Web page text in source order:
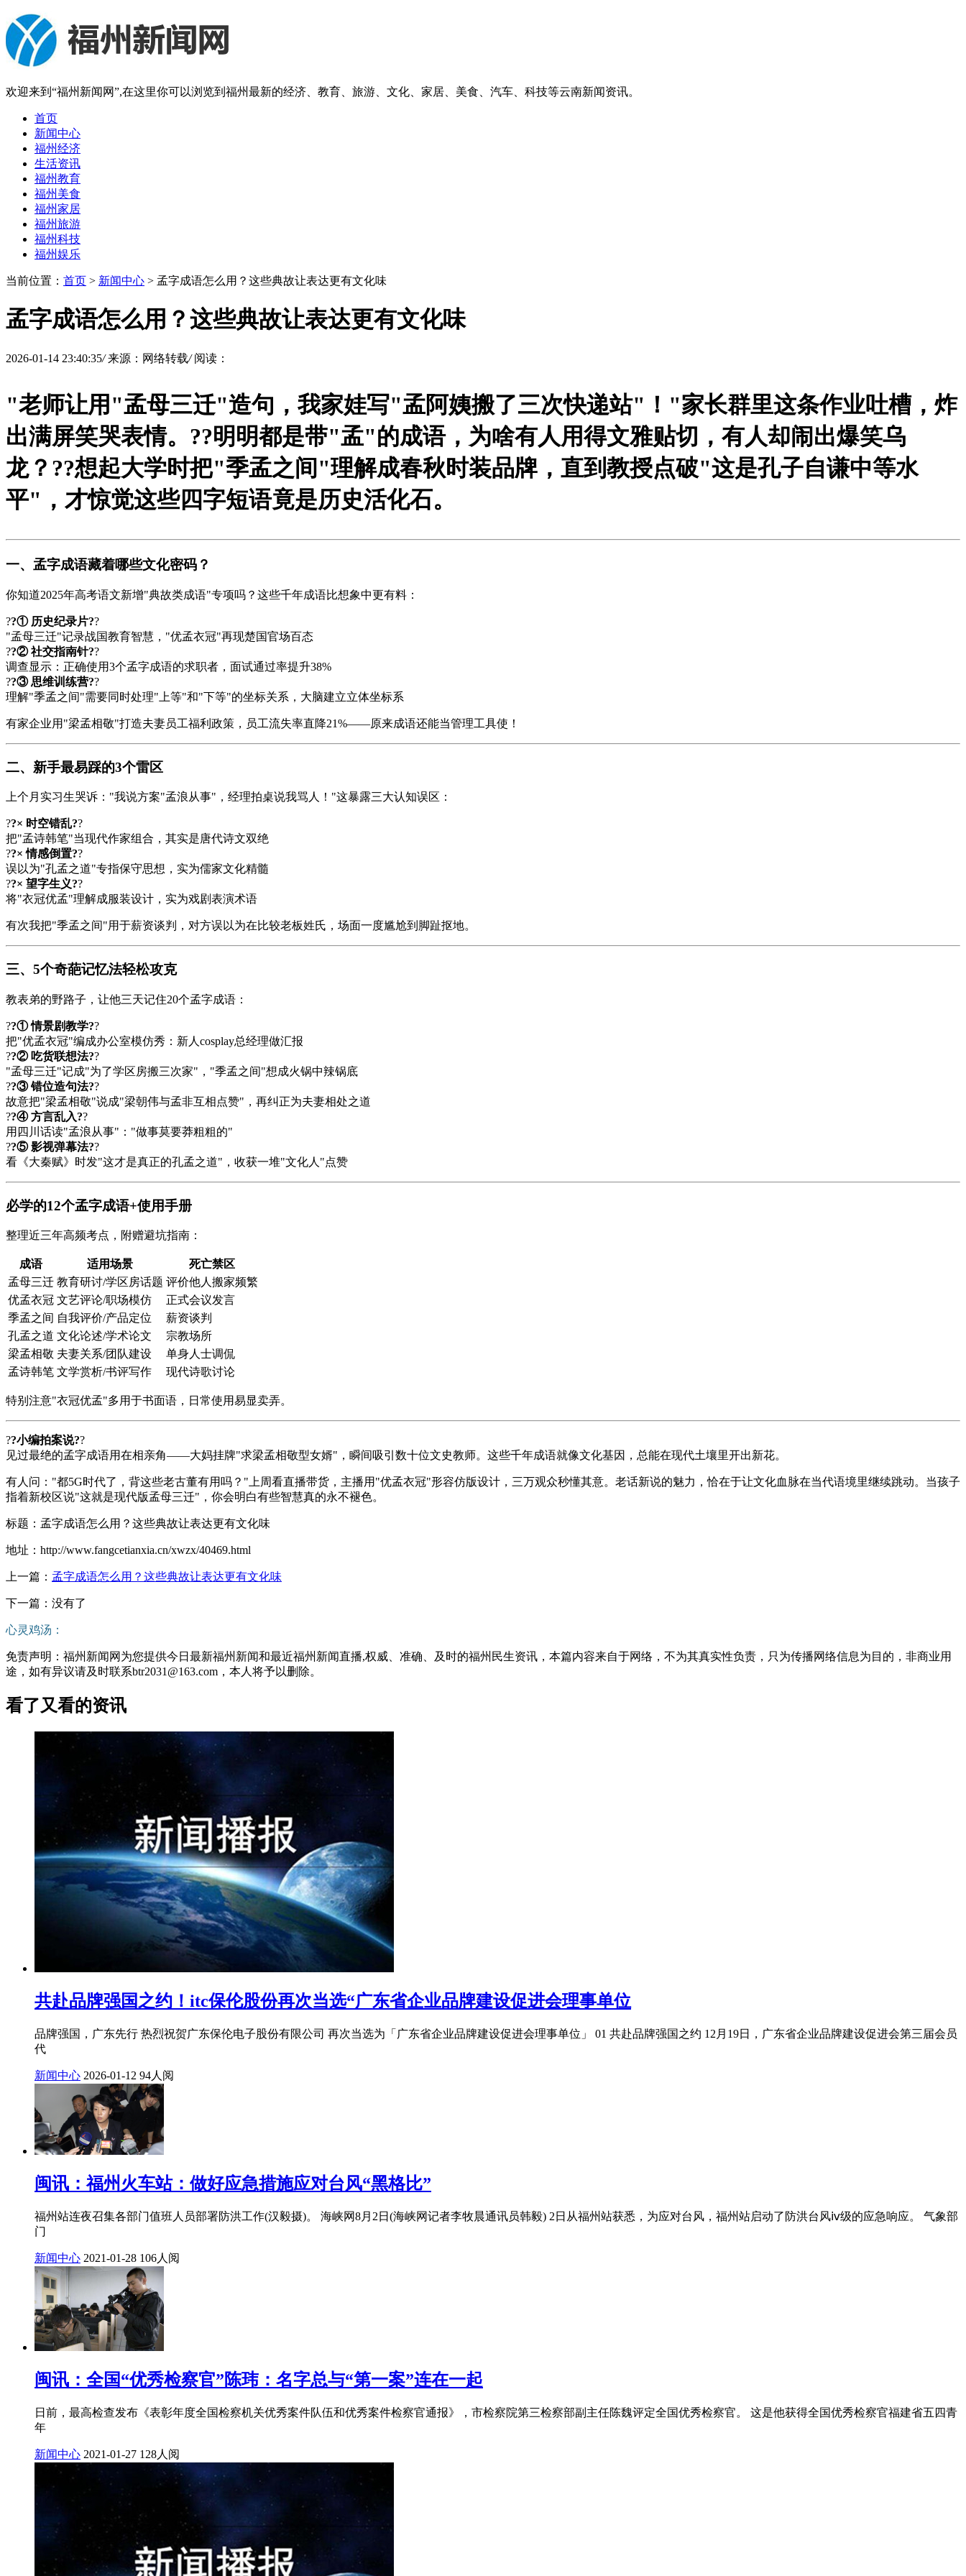
欢迎来到“福州新闻网”,在这里你可以浏览到福州最新的经济、教育、旅游、文化、家居、美食、汽车、科技等云南新闻资讯。
首页
新闻中心
福州经济
生活资讯
福州教育
福州美食
福州家居
福州旅游
福州科技
福州娱乐
当前位置： 首页 > 新闻中心 > 孟字成语怎么用？这些典故让表达更有文化味
孟字成语怎么用？这些典故让表达更有文化味
2026-01-14 23:40:35/ 来源：网络转载/ 阅读：
"老师让用"孟母三迁"造句，我家娃写"孟阿姨搬了三次快递站"！"家长群里这条作业吐槽，炸
出满屏笑哭表情。??明明都是带"孟"的成语，为啥有人用得文雅贴切，有人却闹出爆笑乌
龙？??想起大学时把"季孟之间"理解成春秋时装品牌，直到教授点破"这是孔子自谦中等水
平"，才惊觉这些四字短语竟是历史活化石。
一、孟字成语藏着哪些文化密码？
你知道2025年高考语文新增"典故类成语"专项吗？这些千年成语比想象中更有料：
??① 历史纪录片??
"孟母三迁"记录战国教育智慧，"优孟衣冠"再现楚国官场百态
??② 社交指南针??
调查显示：正确使用3个孟字成语的求职者，面试通过率提升38%
??③ 思维训练营??
理解"季孟之间"需要同时处理"上等"和"下等"的坐标关系，大脑建立立体坐标系
有家企业用"梁孟相敬"打造夫妻员工福利政策，员工流失率直降21%——原来成语还能当管理工具使！
二、新手最易踩的3个雷区
上个月实习生哭诉："我说方案"孟浪从事"，经理拍桌说我骂人！"这暴露三大认知误区：
??× 时空错乱??
把"孟诗韩笔"当现代作家组合，其实是唐代诗文双绝
??× 情感倒置??
误以为"孔孟之道"专指保守思想，实为儒家文化精髓
??× 望字生义??
将"衣冠优孟"理解成服装设计，实为戏剧表演术语
有次我把"季孟之间"用于薪资谈判，对方误以为在比较老板姓氏，场面一度尴尬到脚趾抠地。
三、5个奇葩记忆法轻松攻克
教表弟的野路子，让他三天记住20个孟字成语：
??① 情景剧教学??
把"优孟衣冠"编成办公室模仿秀：新人cosplay总经理做汇报
??② 吃货联想法??
"孟母三迁"记成"为了学区房搬三次家"，"季孟之间"想成火锅中辣锅底
??③ 错位造句法??
故意把"梁孟相敬"说成"梁朝伟与孟非互相点赞"，再纠正为夫妻相处之道
??④ 方言乱入??
用四川话读"孟浪从事"："做事莫要莽粗粗的"
??⑤ 影视弹幕法??
看《大秦赋》时发"这才是真正的孔孟之道"，收获一堆"文化人"点赞
必学的12个孟字成语+使用手册
整理近三年高频考点，附赠避坑指南：
成语 适用场景
死亡禁区
孟母三迁 教育研讨/学区房话题 评价他人搬家频繁
优孟衣冠 文艺评论/职场模仿
正式会议发言
季孟之间 自我评价/产品定位
薪资谈判
孔孟之道 文化论述/学术论文
宗教场所
梁孟相敬 夫妻关系/团队建设
单身人士调侃
孟诗韩笔 文学赏析/书评写作 现代诗歌讨论
特别注意"衣冠优孟"多用于书面语，日常使用易显卖弄。
??小编拍案说??
见过最绝的孟字成语用在相亲角——大妈挂牌"求梁孟相敬型女婿"，瞬间吸引数十位文史教师。这些千年成语就像文化基因，总能在现代土壤里开出新花。
有人问："都5G时代了，背这些老古董有用吗？"上周看直播带货，主播用"优孟衣冠"形容仿版设计，三万观众秒懂其意。老话新说的魅力，恰在于让文化血脉在当代语境里继续跳动。当孩子
指着新校区说"这就是现代版孟母三迁"，你会明白有些智慧真的永不褪色。
标题：孟字成语怎么用？这些典故让表达更有文化味
地址：http://www.fangcetianxia.cn/xwzx/40469.html
上一篇： 孟字成语怎么用？这些典故让表达更有文化味
下一篇：没有了
心灵鸡汤：
免责声明：福州新闻网为您提供今日最新福州新闻和最近福州新闻直播,权威、准确、及时的福州民生资讯，本篇内容来自于网络，不为其真实性负责，只为传播网络信息为目的，非商业用
途，如有异议请及时联系btr2031@163.com，本人将予以删除。
看了又看的资讯
共赴品牌强国之约！itc保伦股份再次当选“广东省企业品牌建设促进会理事单位
品牌强国，广东先行 热烈祝贺广东保伦电子股份有限公司 再次当选为「广东省企业品牌建设促进会理事单位」 01 共赴品牌强国之约 12月19日，广东省企业品牌建设促进会第三届会员
代
新闻中心 2026-01-12 94人阅
闽讯：福州火车站：做好应急措施应对台风“黑格比”
福州站连夜召集各部门值班人员部署防洪工作(汉毅摄)。 海峡网8月2日(海峡网记者李牧晨通讯员韩毅) 2日从福州站获悉，为应对台风，福州站启动了防洪台风ⅳ级的应急响应。 气象部
门
新闻中心 2021-01-28 106人阅
闽讯：全国“优秀检察官”陈玮：名字总与“第一案”连在一起
日前，最高检查发布《表彰年度全国检察机关优秀案件队伍和优秀案件检察官通报》，市检察院第三检察部副主任陈魏评定全国优秀检察官。 这是他获得全国优秀检察官福建省五四青
年
新闻中心 2021-01-27 128人阅